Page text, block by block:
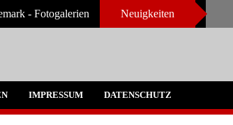
- Fotogalerien Neuigkeiten
IMPRESSUM DATENSCHUTZ